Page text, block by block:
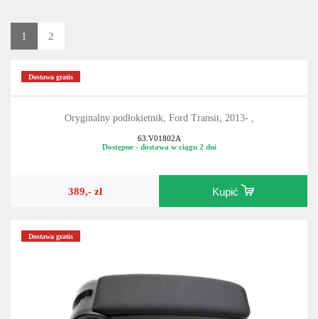
1 2
Dostawa gratis
Oryginalny podłokietnik, Ford Transit, 2013- ,
63.V01802A
Dostępne - dostawa w ciągu 2 dni
389,- zł Kupić
Dostawa gratis